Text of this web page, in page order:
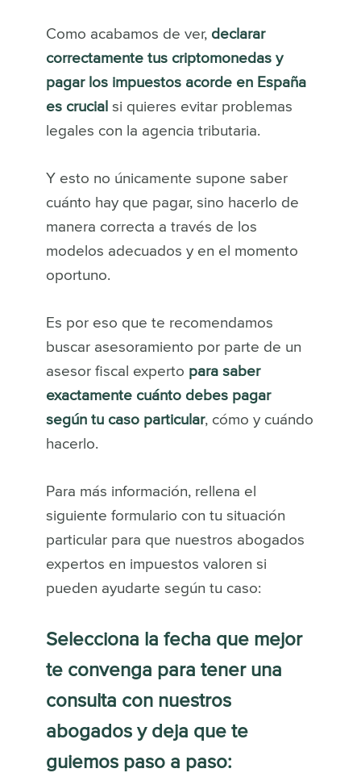
Como acabamos de ver, declarar
correctamente tus criptomonedas y
pagar los impuestos acorde en España
es crucial si quieres evitar problemas
legales con la agencia tributaria.
Y esto no únicamente supone saber
cuánto hay que pagar, sino hacerlo de
manera correcta a través de los
modelos adecuados y en el momento
oportuno.
Es por eso que te recomendamos
buscar asesoramiento por parte de un
asesor fiscal experto para saber
exactamente cuánto debes pagar
según tu caso particular, cómo y cuándo
hacerlo.
Para más información, rellena el
siguiente formulario con tu situación
particular para que nuestros abogados
expertos en impuestos valoren si
pueden ayudarte según tu caso:
Selecciona la fecha que mejor
te convenga para tener una
consulta con nuestros
abogados y deja que te
guiemos paso a paso: